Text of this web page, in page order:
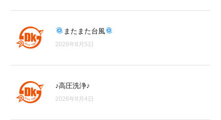
またまた台風
2026年8月5日
♪高圧洗浄♪
2026年8月4日